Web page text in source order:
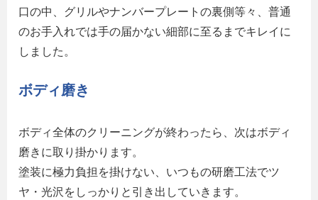
口の中、グリルやナンバープレートの裏側等々、普通
のお手入れでは手の届かない細部に至るまでキレイに
しました。
ボディ磨き
ボディ全体のクリーニングが終わったら、次はボディ
磨きに取り掛かります。
塗装に極力負担を掛けない、いつもの研磨工法でツ
ヤ・光沢をしっかりと引き出していきます。